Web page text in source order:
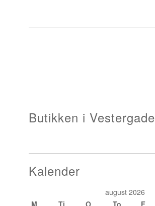
Butikken i Vestergade
Kalender
august 2026
M
Ti O To F